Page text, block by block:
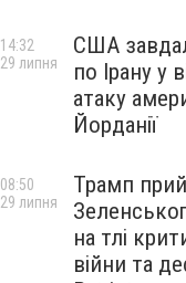
США
по Ірану у
атаку
Йорданії
14:32
29 липня
Трамп
на тлі
війни та
08:50
29 липня